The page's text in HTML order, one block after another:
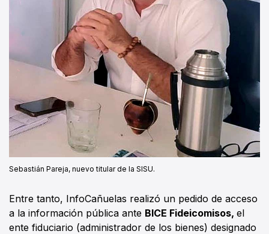
Sebastián Pareja, nuevo titular de la SISU.
Entre tanto, InfoCañuelas realizó un pedido de acceso
a la información pública ante BICE Fideicomisos, el
ente fiduciario (administrador de los bienes) designado